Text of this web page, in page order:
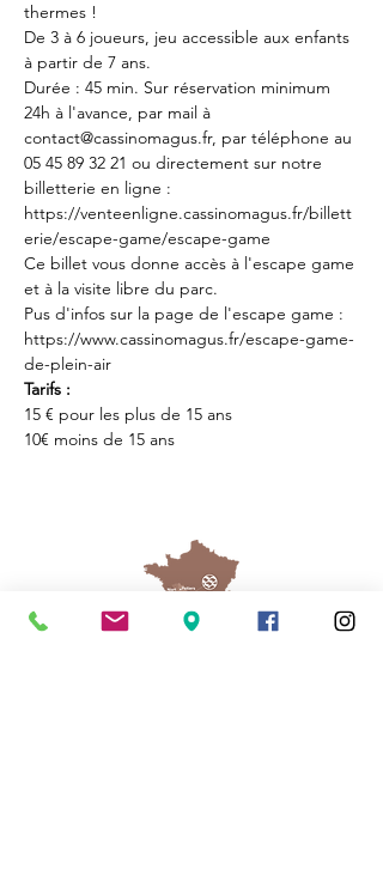
thermes !
De 3 à 6 joueurs, jeu accessible aux enfants
à partir de 7 ans.
Durée : 45 min. Sur réservation minimum
24h à l'avance, par mail à
contact@cassinomagus.fr, par téléphone au
05 45 89 32 21 ou directement sur notre
billetterie en ligne :
https://venteenligne.cassinomagus.fr/billett
erie/escape-game/escape-game
Ce billet vous donne accès à l'escape game
et à la visite libre du parc.
Pus d'infos sur la page de l'escape game :
https://www.cassinomagus.fr/escape-game-
de-plein-air
Tarifs :
15 € pour les plus de 15 ans
10€ moins de 15 ans